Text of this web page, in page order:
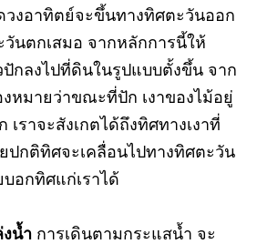
วงอาทิตย์จะขึ้นทางทิศตะวันออก
นตกเสมอ จากหลักการนี้ให้
ปักลงไปที่ดินในรูปแบบตั้งขึ้น จาก
หมายว่าขณะที่ปัก เงาของไม้อยู่
เราจะสังเกตได้ถึงทิศทางเงาที่
ปกติทิศจะเคลื่อนไปทางทิศตะวัน
อกทิศแก่เราได้
น้ำ การเดินตามกระแสน้ำ จะ